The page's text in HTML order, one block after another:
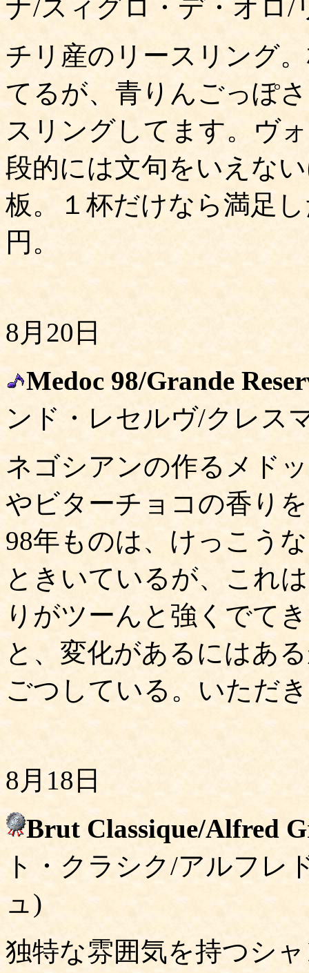
ナ/スィグロ・デ・オロ/
チリ産のリースリング
てるが、青りんごっぽ
スリングしてます。ヴ
段的には文句をいえな
板。１杯だけなら満足
円。
8月20日
Medoc 98/Grande
ンド・レセルヴ/クレス
ネゴシアンの作るメド
やビターチョコの香り
98年ものは、けっこう
ときいているが、これ
りがツーんと強くでて
と、変化があるにはあ
ごつしている。いただ
8月18日
Brut Classique/Alfred
ト・クラシク/アルフレ
ュ)
独特な雰囲気を持つシ